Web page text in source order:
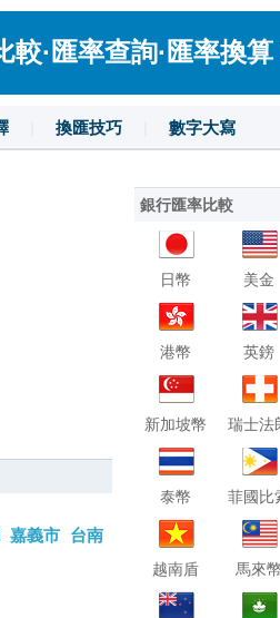
較·匯率查詢·匯率換
換匯技巧 數字大寫
嘉義市 台南
銀行匯率比較
日幣 美金
港幣 英鎊
新加坡幣 瑞士法
泰幣 菲國比
越南盾 馬來幣